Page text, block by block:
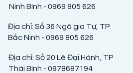
Ninh Bình - 0969 805 626
Địa chỉ: Số 36 Ngô gia Tự, TP
Bắc Ninh - 0969 805 626
Địa chỉ: Số 20 Lê Đại Hành, TP
Thái Bình - 0978687194